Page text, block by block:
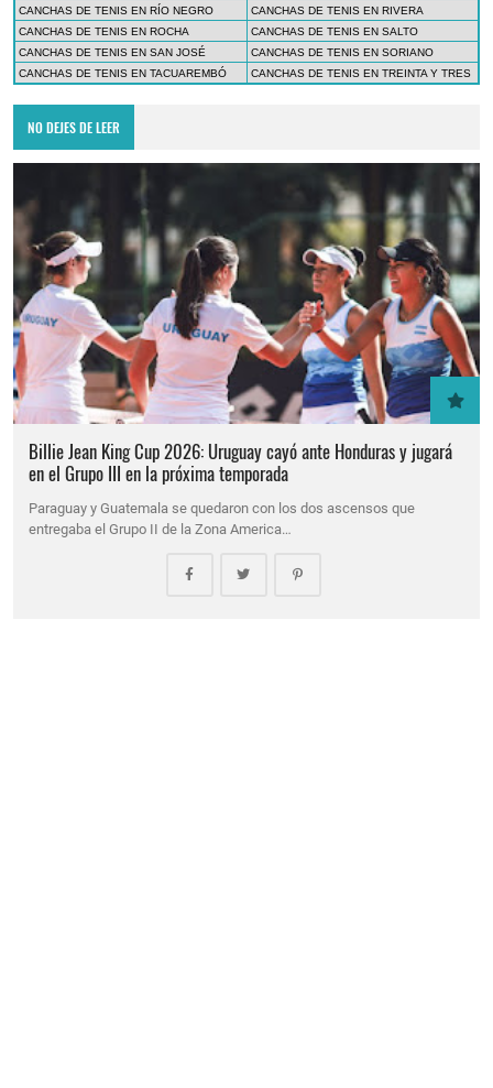
CANCHAS DE TENIS EN RÍO NEGRO
CANCHAS DE TENIS EN RIVERA
CANCHAS DE TENIS EN ROCHA
CANCHAS DE TENIS EN SALTO
CANCHAS DE TENIS EN SAN JOSÉ
CANCHAS DE TENIS EN SORIANO
CANCHAS DE TENIS EN TACUAREMBÓ
CANCHAS DE TENIS EN TREINTA Y TRES
NO DEJES DE LEER
Billie Jean King Cup 2026: Uruguay cayó ante Honduras y jugará
en el Grupo III en la próxima temporada
Paraguay y Guatemala se quedaron con los dos ascensos que
entregaba el Grupo II de la Zona America…